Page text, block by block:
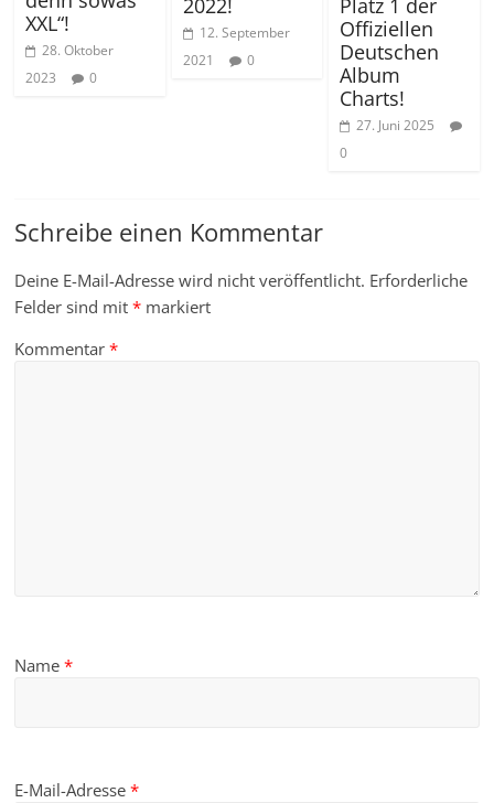
XXL“!
28. Oktober
2023
0
2022!
12. September
2021
0
Platz 1 der
Offiziellen
Deutschen
Album
Charts!
27. Juni 2025
0
Schreibe einen Kommentar
Deine E-Mail-Adresse wird nicht veröffentlicht. Erforderliche
Felder sind mit* markiert
Kommentar*
Name*
E-Mail-Adresse*